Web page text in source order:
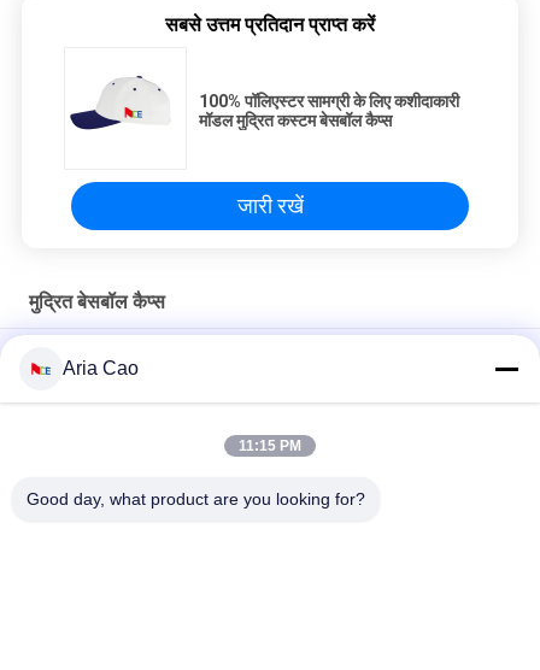
सबसे उत्तम प्रतिदान प्राप्त करें
100% पॉलिएस्टर सामग्री के लिए कशीदाकारी
मॉडल मुद्रित कस्टम बेसबॉल कैप्स
जारी रखें
मुद्रित बेसबॉल कैप्स
मुद्रितAria Cao
11:15 PM
Good day, what product are you looking for?